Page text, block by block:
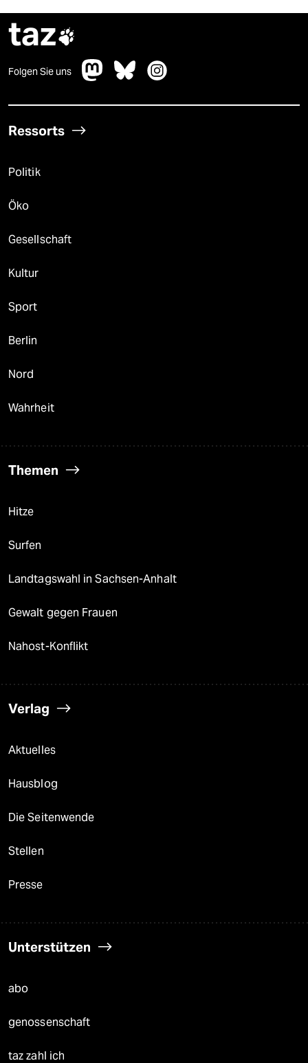
taz
Folgen Sie uns
Ressorts
Politik
Öko
Gesellschaft
Kultur
Sport
Berlin
Nord
Wahrheit
Themen
Hitze
Surfen
Landtagswahl in Sachsen-Anhalt
Gewalt gegen Frauen
Nahost-Konflikt
Verlag
Aktuelles
Hausblog
Die Seitenwende
Stellen
Presse
Unterstützen
abo
genossenschaft
taz zahl ich